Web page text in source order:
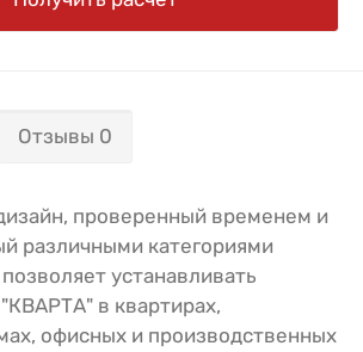
Отзывы 0
проверенный временем и
различными категориями
устанавливать
в квартирах,
офисных и производственных